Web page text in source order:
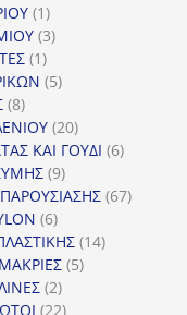
11
προϊόν
33
11
προϊόν
55
88
προϊόντα
2020
προϊόντα
ΚΑΙ ΓΟΥΔΙ 66
99
προϊόντα
6767
66
προϊόντα
1414
55
22
προϊόντα
2222